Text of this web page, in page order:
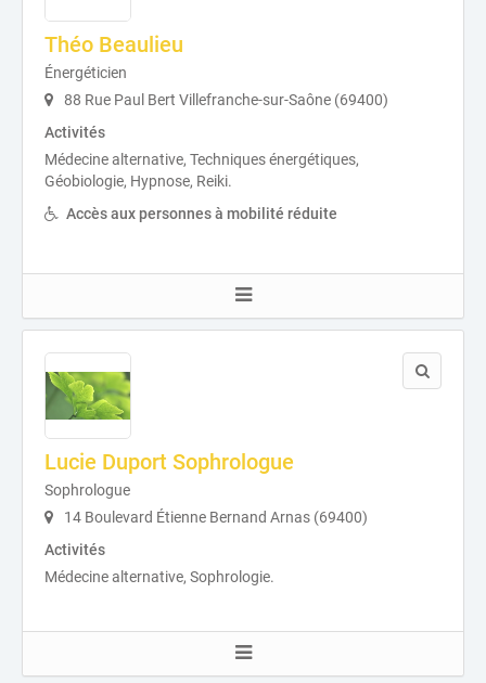
Théo Beaulieu
Énergéticien
88 Rue Paul Bert Villefranche-sur-Saône (69400)
Activités
Médecine alternative, Techniques énergétiques,
Géobiologie, Hypnose, Reiki.
Accès aux personnes à mobilité réduite
Lucie Duport Sophrologue
Sophrologue
14 Boulevard Étienne Bernand Arnas (69400)
Activités
Médecine alternative, Sophrologie.